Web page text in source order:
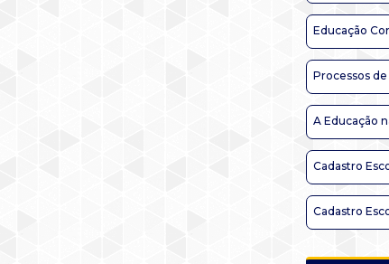
Educação
Processos
A Educação
Cadastro
Cadastro